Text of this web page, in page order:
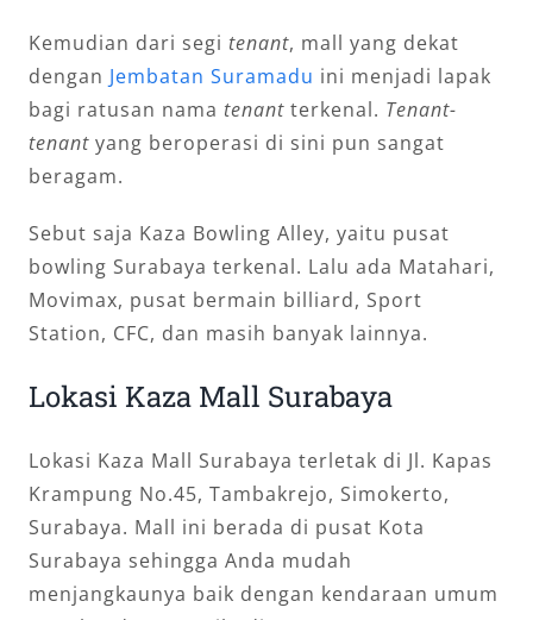
Kemudian dari segi tenant, mall yang dekat
dengan Jembatan Suramadu ini menjadi lapak
bagi ratusan nama tenantterkenal. Tenant-
tenantyang beroperasi di sini pun sangat
beragam.
Sebut saja Kaza Bowling Alley, yaitu pusat
bowling Surabaya terkenal. Lalu ada Matahari,
Movimax, pusat bermain billiard, Sport
Station, CFC, dan masih banyak lainnya.
Lokasi Kaza Mall Surabaya
Lokasi Kaza Mall Surabaya terletak di Jl. Kapas
Krampung No.45, Tambakrejo, Simokerto,
Surabaya. Mall ini berada di pusat Kota
Surabaya sehingga Anda mudah
menjangkaunya baik dengan kendaraan umum